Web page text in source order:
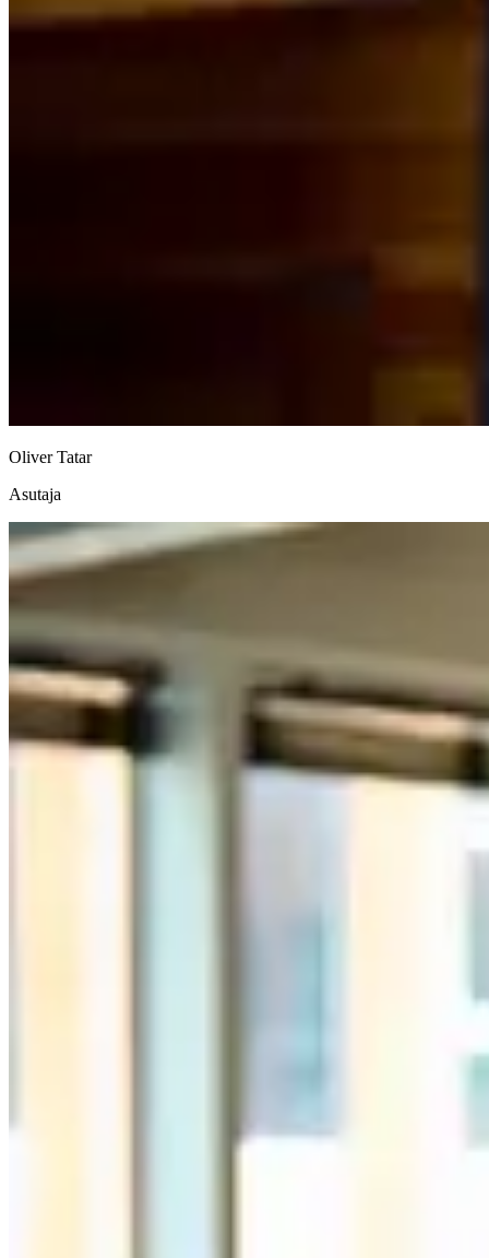
Oliver Tatar
Asutaja